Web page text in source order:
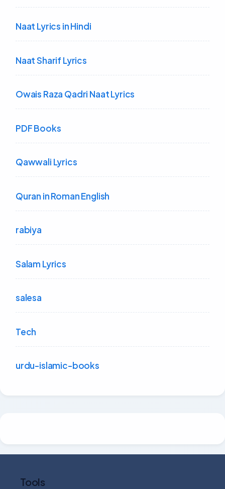
Naat Lyrics in Hindi
Naat Sharif Lyrics
Owais Raza Qadri Naat Lyrics
PDF Books
Qawwali Lyrics
Quran in Roman English
rabiya
Salam Lyrics
salesa
Tech
urdu-islamic-books
Tools